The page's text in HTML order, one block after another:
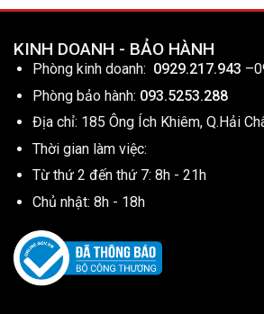
KINH DOANH - BẢO HÀNH
Phòng kinh doanh: 0929.217.943 –
Phòng bảo hành: 093.5253.288
Địa chỉ: 185 Ông Ích Khiêm, Q.Hải
Thời gian làm việc:
Từ thứ 2 đến thứ 7: 8h - 21h
Chủ nhật: 8h - 18h